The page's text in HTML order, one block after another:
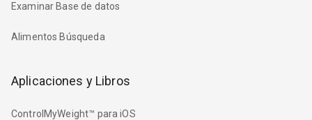
Examinar Base de datos
Alimentos Búsqueda
Aplicaciones y Libros
ControlMyWeight™ para iOS